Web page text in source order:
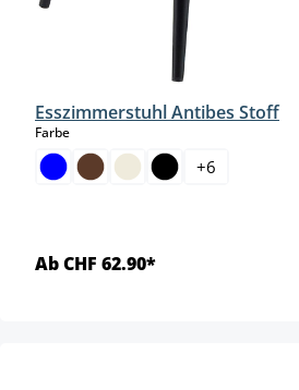
Esszimmerstuhl Antibes Stoff
Farbeauswählen
+6
Ab CHF 62.90*